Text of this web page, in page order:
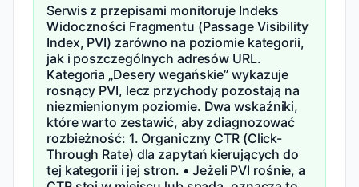
Serwis z przepisami monitoruje Indeks
Widoczności Fragmentu (Passage Visibility
Index, PVI) zarówno na poziomie kategorii,
jak i poszczególnych adresów URL.
Kategoria „Desery wegańskie” wykazuje
rosnący PVI, lecz przychody pozostają na
niezmienionym poziomie. Dwa wskaźniki,
które warto zestawić, aby zdiagnozować
rozbieżność: 1. Organiczny CTR (Click-
Through Rate) dla zapytań kierujących do
tej kategorii i jej stron. • Jeżeli PVI rośnie, a